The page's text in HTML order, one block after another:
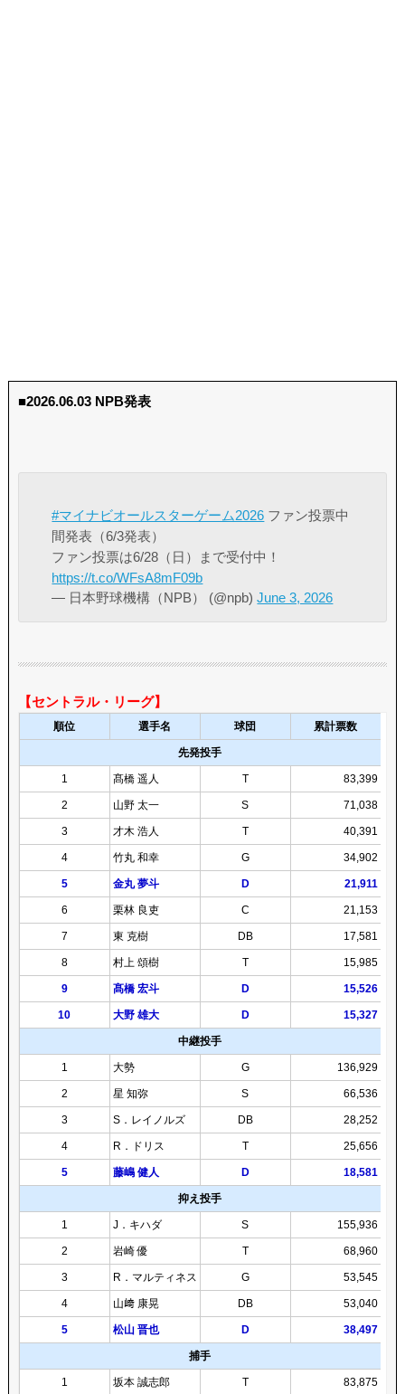
■2026.06.03 NPB発表
#マイナビオールスターゲーム2026 ファン投票中
間発表（6/3発表）
ファン投票は6/28（日）まで受付中！
https://t.co/WFsA8mF09b
— 日本野球機構（NPB） (@npb)June 3, 2026
【セントラル・リーグ】
順位 選手名 球団 累計票数
先発投手
1 髙橋 遥人 T 83,399
2 山野 太一 S 71,038
3 才木 浩人 T 40,391
4 竹丸 和幸 G 34,902
5 金丸 夢斗 D 21,911
6 栗林 良吏 C 21,153
7 東 克樹 DB 17,581
8 村上 頌樹 T 15,985
9 髙橋 宏斗 D 15,526
10 大野 雄大 D 15,327
中継投手
1 大勢 G 136,929
2 星 知弥 S 66,536
3 S．レイノルズ DB 28,252
4 R．ドリス T 25,656
5 藤嶋 健人 D 18,581
抑え投手
1 J．キハダ S 155,936
2 岩崎 優 T 68,960
3 R．マルティネス G 53,545
4 山﨑 康晃 DB 53,040
5 松山 晋也 D 38,497
捕手
1 坂本 誠志郎 T 83,875